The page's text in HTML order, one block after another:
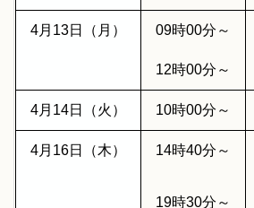
4月13日（月） 09時00分～
12時00分～
4月14日（火） 10時00分～
4月16日（木） 14時40分～
19時30分～